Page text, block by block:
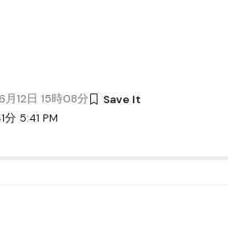
5:41 PM
12日 15時08分